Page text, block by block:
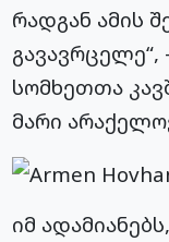
რადგან ამის
გავავრცელე“,
სომხეთთა
მარი
იმ